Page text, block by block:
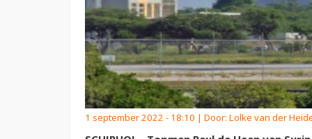
1 september 2022 - 18:10 | Door: Lolke van der